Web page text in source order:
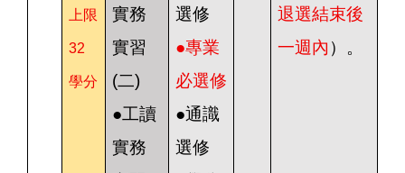
上限
32
學分
實務
實習
(二)
●工讀
實務
選修
●專業
必選修
●通識
選修
退選結束後
一週內 ）。